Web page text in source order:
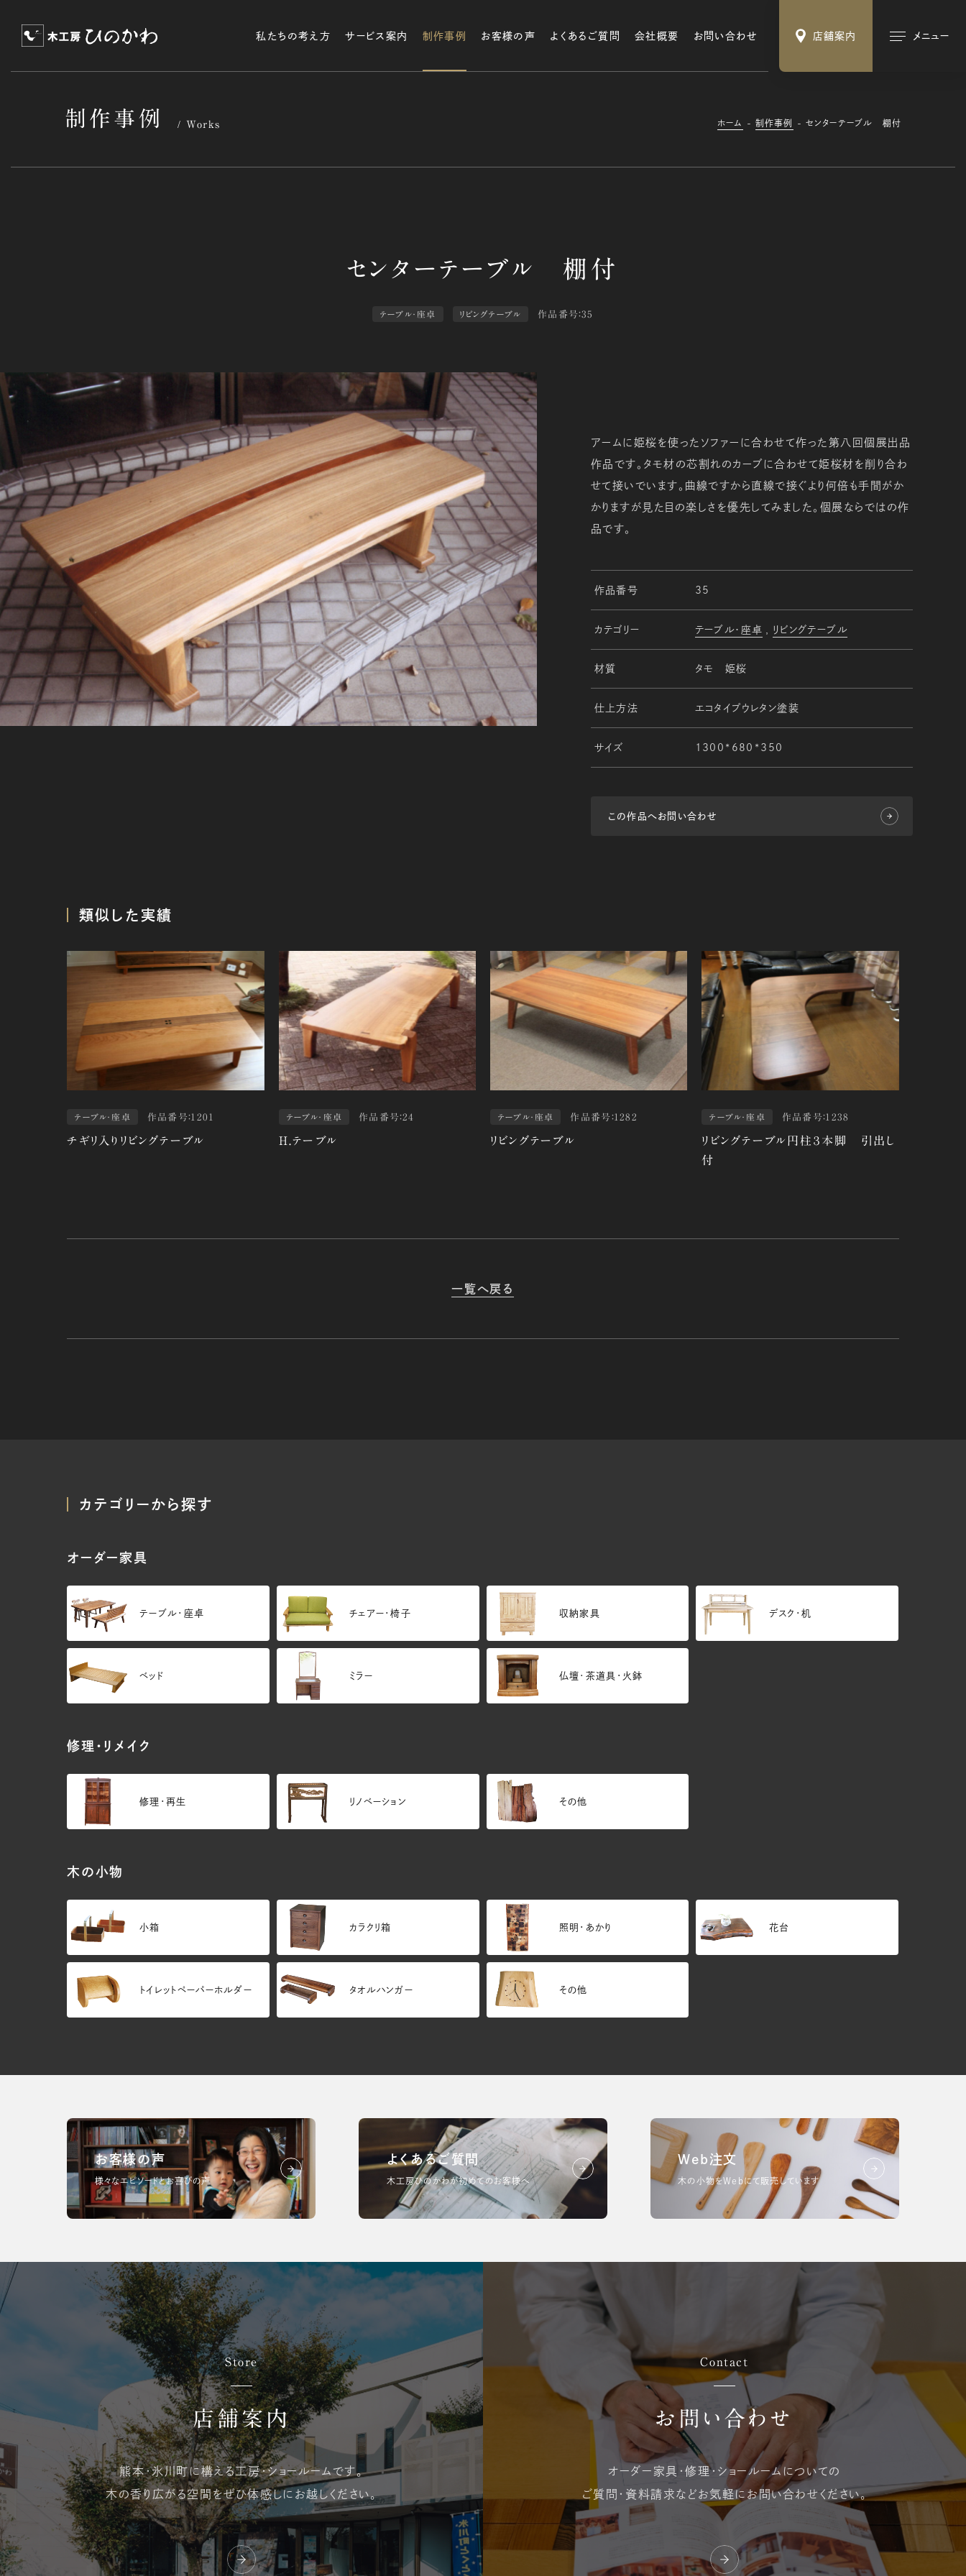
私たちの考え方 サービス案内 制作事例 お客様の声 よくあるご質問 会社概要 お問い合わせ 店舗案内 メニュー
制作事例 Works ホーム 制作事例 センターテーブル 棚付
テーブル・座卓 リビングテーブル 作品番号：35
アームに姫桜を使ったソファーに合わせて作った第八回個展出品
作品です。タモ材の芯割れのカーブに合わせて姫桜材を削り合わ
せて接いでいます。曲線ですから直線で接ぐより何倍も手間がか
かりますが見た目の楽しさを優先してみました。個展ならではの作
品です。
作品番号 35
カテゴリー テーブル・座卓 リビングテーブル
材質 タモ 姫桜
仕上方法 エコタイプウレタン塗装
サイズ 1300*680*350
この作品へお問い合わせ
類似した実績
テーブル・座卓 作品番号：1201
チギリ入りリビングテーブル
テーブル・座卓 作品番号：24
Ｈ.テーブル
テーブル・座卓 作品番号：1282
リビングテーブル
テーブル・座卓 作品番号：1238
リビングテーブル円柱３本脚 引出し
付
一覧へ戻る
カテゴリーから探す
オーダー家具
テーブル・座卓 チェアー・椅子 収納家具 デスク・机
ベッド ミラー 仏壇･茶道具・火鉢
修理・リメイク
修理・再生 リノベーション その他
木の小物
小箱 カラクリ箱 照明・あかり 花台
トイレットペーパーホルダー タオルハンガー その他
お客様の声
様々なエピソードとお喜びの声
よくあるご質問
木工房ひのかわが初めてのお客様へ
Web注文
木の小物をWebにて販売しています
Store
店舗案内
熊本・氷川町に構える工房・ショールームです。
木の香り広がる空間をぜひ体感しにお越しください。
Contact
お問い合わせ
オーダー家具・修理・ ショールームについての
ご質問・資料請求などお気軽にお問い合わせください。